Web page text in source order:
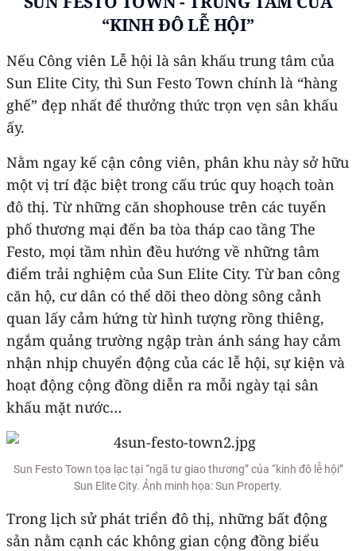
“KINH ĐÔ LỄ HỘI”
Nếu Công viên Lễ hội là sân khấu trung tâm của
Sun Elite City, thì Sun Festo Town chính là “hàng
ghế” đẹp nhất để thưởng thức trọn vẹn sân khấu
ấy.
Nằm ngay kế cận công viên, phân khu này sở hữu
một vị trí đặc biệt trong cấu trúc quy hoạch toàn
đô thị. Từ những căn shophouse trên các tuyến
phố thương mại đến ba tòa tháp cao tầng The
Festo, mọi tầm nhìn đều hướng về những tâm
điểm trải nghiệm của Sun Elite City. Từ ban công
căn hộ, cư dân có thể dõi theo dòng sông cảnh
quan lấy cảm hứng từ hình tượng rồng thiêng,
ngắm quảng trường ngập tràn ánh sáng hay cảm
nhận nhịp chuyển động của các lễ hội, sự kiện và
hoạt động cộng đồng diễn ra mỗi ngày tại sân
khấu mặt nước…
Sun Festo Town tọa lạc tại “ngã tư giao thương” của “kinh đô lễ hội”
Sun Elite City. Ảnh minh họa: Sun Property.
Trong lịch sử phát triển đô thị, những bất động
sản nằm cạnh các không gian cộng đồng biểu